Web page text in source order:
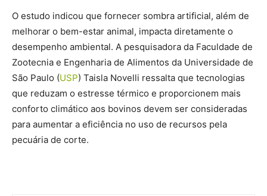
O estudo indicou que fornecer sombra artificial, além de
melhorar o bem-estar animal, impacta diretamente o
desempenho ambiental. A pesquisadora da Faculdade de
Zootecnia e Engenharia de Alimentos da Universidade de
São Paulo (USP) Taisla Novelli ressalta que tecnologias
que reduzam o estresse térmico e proporcionem mais
conforto climático aos bovinos devem ser consideradas
para aumentar a eficiência no uso de recursos pela
pecuária de corte.